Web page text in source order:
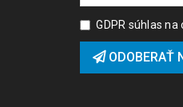
GDPR súhlas
ODOBERAŤ